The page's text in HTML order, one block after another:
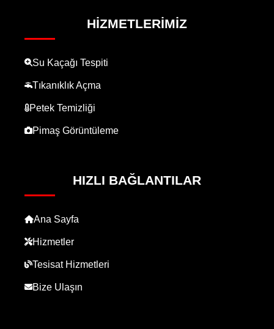
HIZMETLERIMIZ
Su Kaçağı Tespiti
Tıkanıklık Açma
Petek Temizliği
Pimaş Görüntüleme
HIZLI BAĞLANTILAR
Ana Sayfa
Hizmetler
Tesisat Hizmetleri
Bize Ulaşın